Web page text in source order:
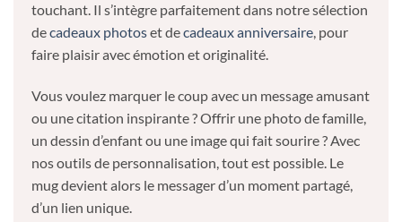
touchant. Il s’intègre parfaitement dans notre sélection
decadeaux photoset decadeaux anniversaire, pour
faire plaisir avec émotion et originalité.
Vous voulez marquer le coup avec un message amusant
ou une citation inspirante ? Offrir une photo de famille,
un dessin d’enfant ou une image qui fait sourire ? Avec
nos outils de personnalisation, tout est possible. Le
mug devient alors le messager d’un moment partagé,
d’un lien unique.